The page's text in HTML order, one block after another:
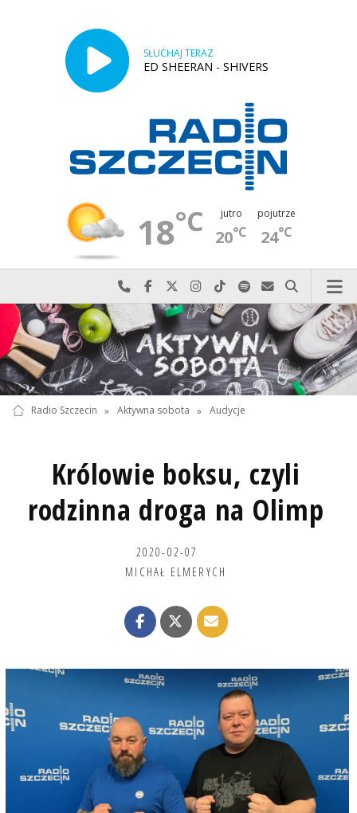
SŁUCHAJ TERAZ
ED SHEERAN - SHIVERS
18°C jutro
20°C
pojutrze
24°C
Najlepiej po prostu do nas zadzwoń
Odwiedź nas na Facebook-u
Odwiedź nas na X
Odwiedź nas na Instagram-ie
Odwiedź nas na TikTok-u
Szukaj nas na Spotify
Wyślij do nas
Szukaj
Radio Szczecin » Aktywna sobota » Audycje
Królowie boksu, czyli
rodzinna droga na Olimp
2020-02-07
MICHAŁ ELMERYCH